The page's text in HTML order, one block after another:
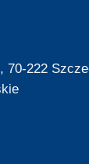
70-222